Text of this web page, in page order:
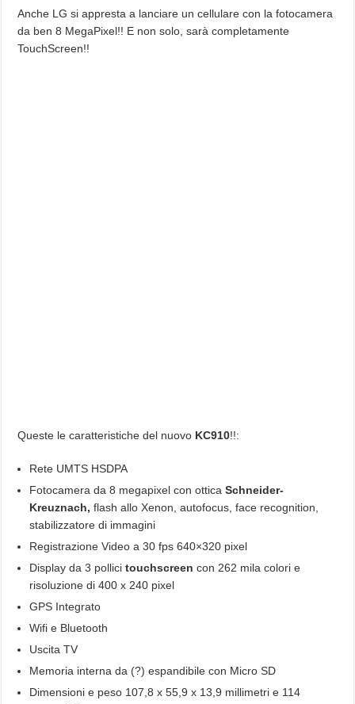
Anche LG si appresta a lanciare un cellulare con la fotocamera
da ben 8 MegaPixel!! E non solo, sarà completamente
TouchScreen!!
Queste le caratteristiche del nuovo KC910!!:
Rete UMTS HSDPA
Fotocamera da 8 megapixel con otticaSchneider-
Kreuznach, flash allo Xenon, autofocus, face recognition,
stabilizzatore di immagini
Registrazione Video a 30 fps 640×320 pixel
Display da 3 pollici touchscreen con 262 mila colori e
risoluzione di 400 x 240 pixel
GPS Integrato
Wifi e Bluetooth
Uscita TV
Memoria interna da (?) espandibile con Micro SD
Dimensioni e peso 107,8 x 55,9 x 13,9 millimetri e 114